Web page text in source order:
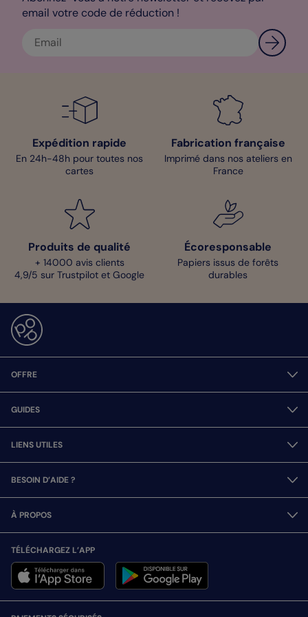
email votre code de réduction !
Expédition rapide
En 24h-48h pour toutes nos
cartes
Fabrication française
Imprimé dans nos ateliers en
France
Produits de qualité
+ 14000 avis clients
4,9/5 sur Trustpilot et Google
Écoresponsable
Papiers issus de forêts
durables
OFFRE
GUIDES
LIENS UTILES
BESOIN D’AIDE ?
À PROPOS
TÉLÉCHARGEZ L’APP